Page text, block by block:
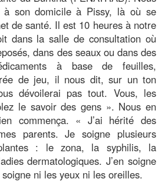
à son domicile à Pissy, là où se
de santé. Il est 10 heures à notre
dans la salle de consultation où
dans des seaux ou dans des
à base de feuilles,
de jeu, il nous dit, sur un ton
dévoilerai pas tout. Vous, les
le savoir des gens ». Nous en
commença. « J’ai hérité des
parents. Je soigne plusieurs
: le zona, la syphilis, la
dermatologiques. J’en soigne
ni les yeux ni les oreilles.